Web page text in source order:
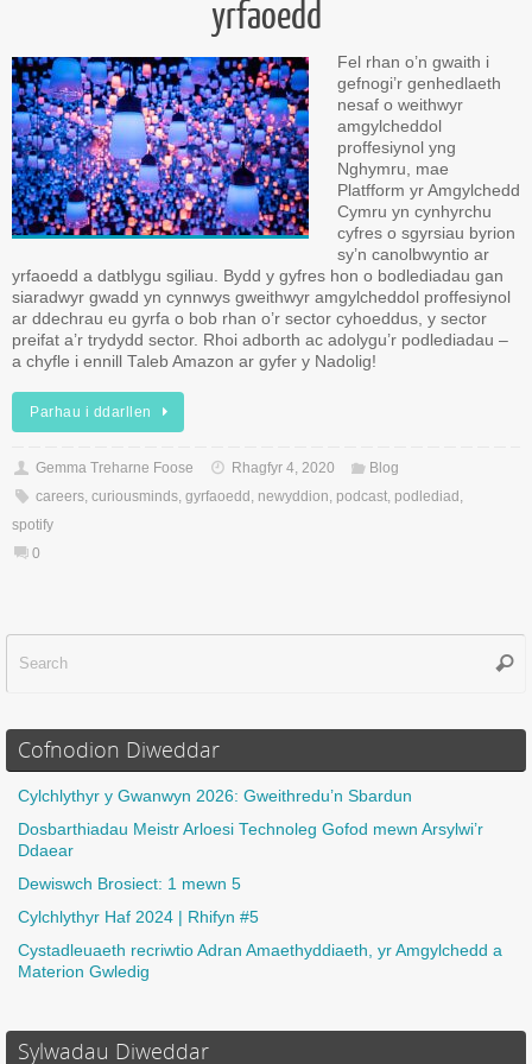
yrfaoedd
Fel rhan o’n gwaith i
gefnogi’r genhedlaeth
nesaf o weithwyr
amgylcheddol
proffesiynol yng
Nghymru, mae
Platfform yr Amgylchedd
Cymru yn cynhyrchu
cyfres o sgyrsiau byrion
sy’n canolbwyntio ar
yrfaoedd a datblygu sgiliau. Bydd y gyfres hon o bodlediadau gan
siaradwyr gwadd yn cynnwys gweithwyr amgylcheddol proffesiynol
ar ddechrau eu gyrfa o bob rhan o’r sector cyhoeddus, y sector
preifat a’r trydydd sector. Rhoi adborth ac adolygu’r podlediadau –
a chyfle i ennill Taleb Amazon ar gyfer y Nadolig!
Parhau i ddarllen
Gemma Treharne Foose Rhagfyr 4, 2020
Blog
careers, curiousminds, gyrfaoedd , newyddion, podcast, podlediad ,
spotify
0
Cofnodion Diweddar
Cylchlythyr y Gwanwyn 2026: Gweithredu’n Sbardun
Dosbarthiadau Meistr Arloesi Technoleg Gofod mewn Arsylwi’r
Ddaear
Dewiswch Brosiect: 1 mewn 5
Cylchlythyr Haf 2024 | Rhifyn #5
Cystadleuaeth recriwtio Adran Amaethyddiaeth, yr Amgylchedd a
Materion Gwledig
Sylwadau Diweddar